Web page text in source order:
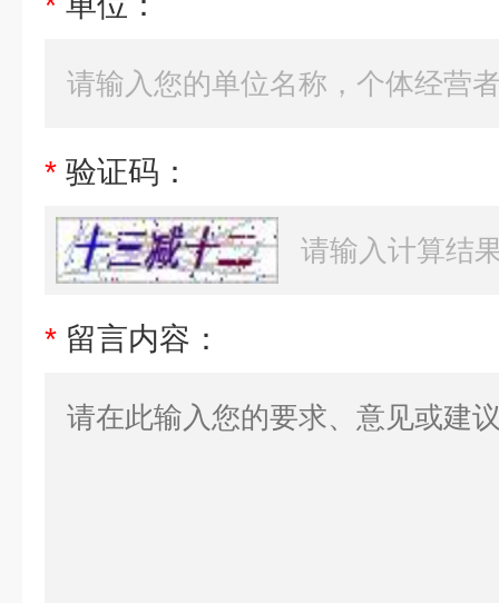
* 验证码：
* 留言内容：